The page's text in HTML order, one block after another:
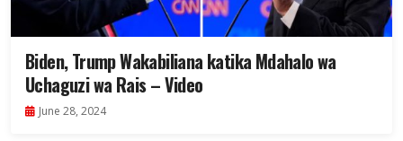
Biden, Trump Wakabiliana katika Mdahalo wa
Uchaguzi wa Rais – Video
June 28, 2024